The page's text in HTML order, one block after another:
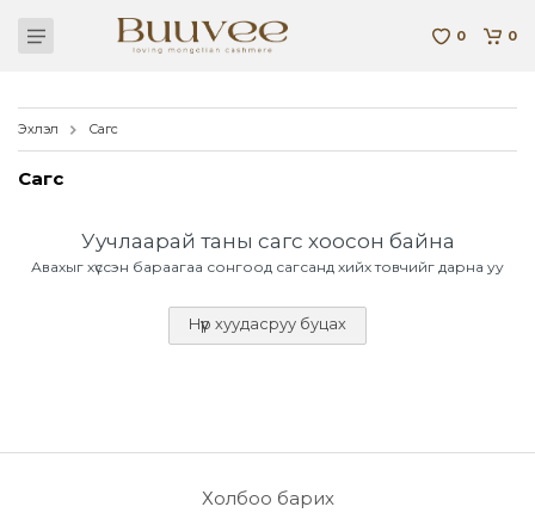
0 0
Эхлэл Сагс
Сагс
Уучлаарай таны сагс хоосон байна
Авахыг хүссэн бараагаа сонгоод сагсанд хийх товчийг дарна уу
Нүүр хуудасруу буцах
Холбоо барих